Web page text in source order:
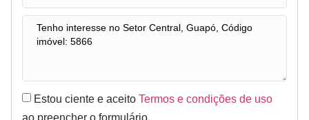
Estou ciente e aceito Termos e condições de uso
ao preencher o formulário.